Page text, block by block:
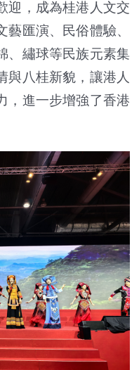
迎，成為桂港人文交
匯演、民俗體驗、
、繡球等民族元素集
與八桂新貌，讓港人
，進一步增強了香港